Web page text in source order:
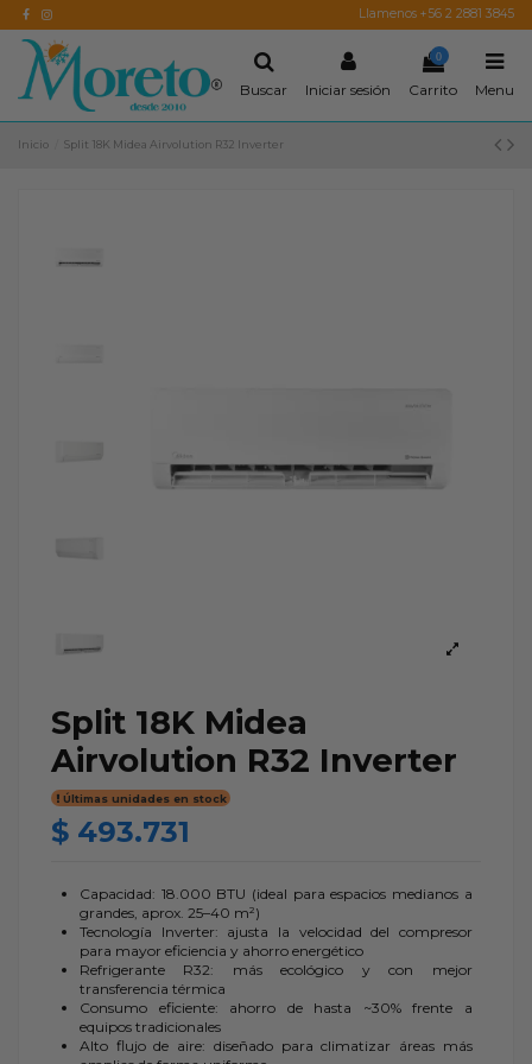
Llamenos +56 2 2881 3845
Buscar Iniciar sesión
0
Carrito Menu
Inicio Split 18K Midea Airvolution R32 Inverter
Split 18K Midea
Airvolution R32 Inverter
Últimas unidades en stock
$ 493.731
Capacidad: 18.000 BTU (ideal para espacios medianos a
grandes, aprox. 25–40 m²)
Tecnología Inverter: ajusta la velocidad del compresor
para mayor eficiencia y ahorro energético
Refrigerante R32: más ecológico y con mejor
transferencia térmica
Consumo eficiente: ahorro de hasta ~30% frente a
equipos tradicionales
Alto flujo de aire: diseñado para climatizar áreas más